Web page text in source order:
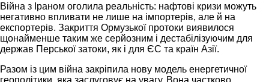
Війна з Іраном оголила реальність: нафтові кризи можуть
негативно впливати не лише на імпортерів, але й на
експортерів. Закриття Ормузької протоки виявилося
щонайменше таким же серйозним і дестабілізуючим для
держав Перської затоки, як і для ЄС та країн Азії.
Разом із цим війна закріпила нову модель енергетичної
геополітики, яка заслуговує на увагу. Вона частково